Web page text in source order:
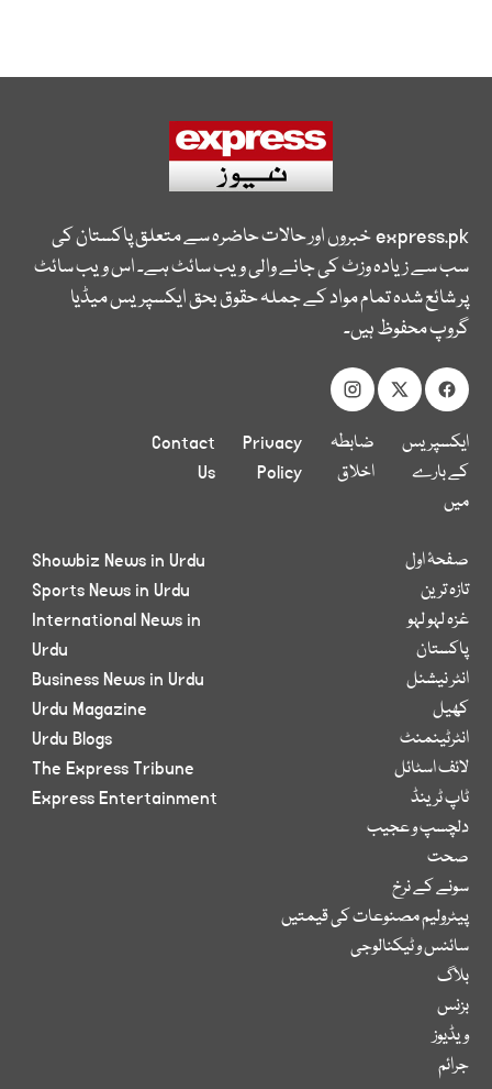
express.pkخبروں اور حالات حاضرہ سے متعلق پاکستان کی
سب سے زیادہ وزٹ کی جانے والی ویب سائٹ ہے۔ اس ویب سائٹ
پر شائع شدہ تمام مواد کے جملہ حقوق بحق ایکسپریس میڈیا
گروپ محفوظ ہیں۔
ایکسپریس
کے بارے
میں
ضابطہ
اخلاق
Privacy
Policy
Contact
Us
صفحۂ اول
تازہ ترین
غزہ لہو لہو
پاکستان
انٹر نیشنل
کھیل
انٹرٹینمنٹ
لائف اسٹائل
ٹاپ ٹرینڈ
دلچسپ و عجیب
صحت
سونے کے نرخ
پیٹرولیم مصنوعات کی قیمتیں
سائنس و ٹیکنالوجی
بلاگ
بزنس
ویڈیوز
جرائم
Showbiz News in Urdu
Sports News in Urdu
International News in
Urdu
Business News in Urdu
Urdu Magazine
Urdu Blogs
The Express Tribune
Express Entertainment